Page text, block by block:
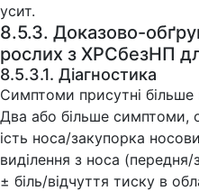
усит.
8.5.3. Доказово-
рослих з ХРСбезНП
8.5.3.1. Діагностика
Симптоми присутні більше
Два або більше симптоми,
ість носа/закупорка
виділення з носа
± біль/відчуття тиску в